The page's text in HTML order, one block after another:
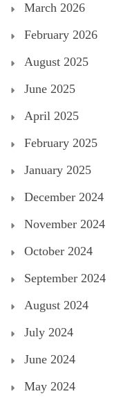
March 2026
February 2026
August 2025
June 2025
April 2025
February 2025
January 2025
December 2024
November 2024
October 2024
September 2024
August 2024
July 2024
June 2024
May 2024